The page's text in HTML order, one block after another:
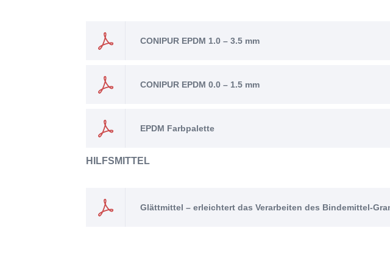
CONIPUR EPDM 1.0 – 3.5 mm
CONIPUR EPDM 0.0 – 1.5 mm
EPDM Farbpalette
HILFSMITTEL
Glättmittel – erleichtert das Verarbeiten des Bindemittel-